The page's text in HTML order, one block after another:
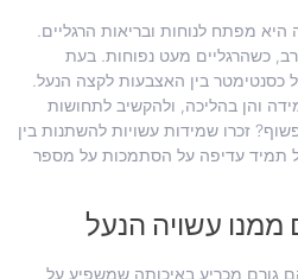
מפתח לנוחות ובריאות הרגליים.
כשהרגליים מעט נפוחות. בעת
כסנטימטר בין האצבעות לקצה הנעל.
והן בהליכה, ולהקשיב לתחושות
זכרו שמידות עשויות להשתנות בין
תמיד עדיפה על הסתמכות על מספר
ממנו עשויה הנעל
גורם מכריע באיכותה שמשפיע על